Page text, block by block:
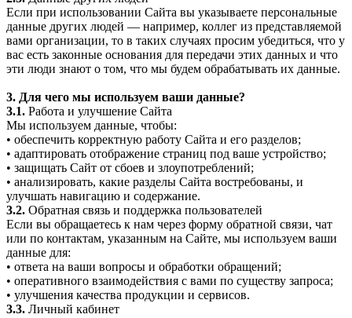
Если при использовании Сайта вы указываете персональные
данные других людей — например, коллег из представляемой
вами организации, то в таких случаях просим убедиться, что у
вас есть законные основания для передачи этих данных и что
эти люди знают о том, что мы будем обрабатывать их данные.
3. Для чего мы используем ваши данные?
3.1. Работа и улучшение Сайта
Мы используем данные, чтобы:
• обеспечить корректную работу Сайта и его разделов;
• адаптировать отображение страниц под ваше устройство;
• защищать Сайт от сбоев и злоупотреблений;
• анализировать, какие разделы Сайта востребованы, и
улучшать навигацию и содержание.
3.2. Обратная связь и поддержка пользователей
Если вы обращаетесь к нам через форму обратной связи, чат
или по контактам, указанным на Сайте, мы используем ваши
данные для:
• ответа на ваши вопросы и обработки обращений;
• оперативного взаимодействия с вами по существу запроса;
• улучшения качества продукции и сервисов.
3.3. Личный кабинет